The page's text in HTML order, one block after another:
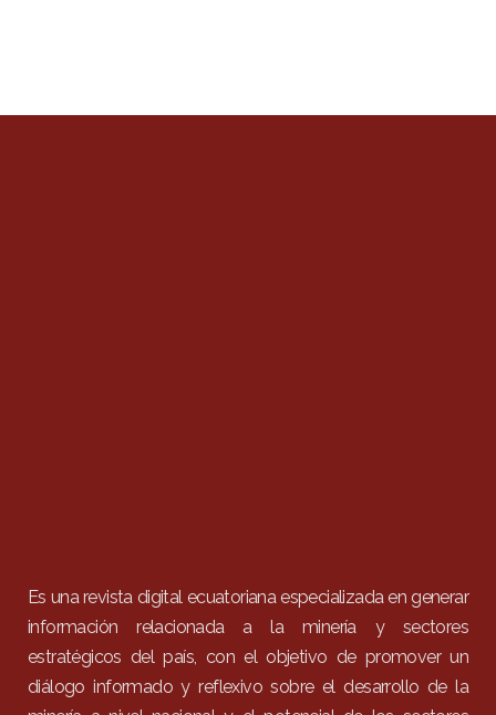
Es una revista digital ecuatoriana especializada en generar
información relacionada a la minería y sectores
estratégicos del país, con el objetivo de promover un
diálogo informado y reflexivo sobre el desarrollo de la